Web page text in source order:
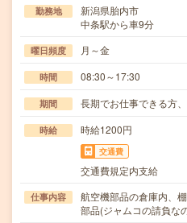
勤務地
新潟県胎内市
中条駅から車9分
曜日頻度 月～金
時間 08:30～17:30
期間 長期でお仕事できる方、
時給 時給1200円
交通費
交通費規定内支給
仕事内容
航空機部品の倉庫内、
部品(ジャムコの請負な